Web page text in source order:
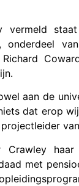
vermeld
onderdeel
aan de
dat erop
met